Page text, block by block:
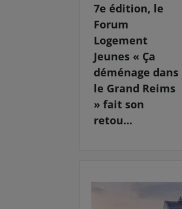
7e édition, le
Forum
Logement
Jeunes « Ça
déménage dans
le Grand Reims
» fait son
retou...